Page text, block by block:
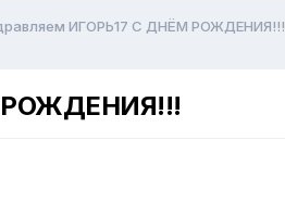
ИГОРЬ17 С ДНЁМ РОЖДЕНИЯ!!!
РОЖДЕНИЯ!!!